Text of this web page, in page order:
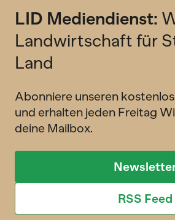
LID Mediendienst:
Landwirtschaft für
Land
Abonniere unseren
und erhalten jeden Freitag
deine Mailbox.
RSS Feed